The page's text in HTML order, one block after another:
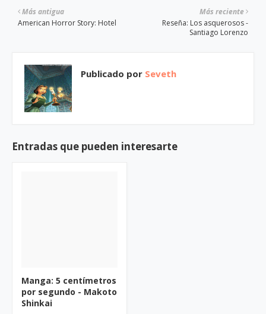
Más reciente
Reseña: Los asquerosos -
Santiago Lorenzo
Más antigua
American Horror Story: Hotel
Publicado por Seveth
Entradas que pueden interesarte
Manga: 5 centímetros
por segundo - Makoto
Shinkai